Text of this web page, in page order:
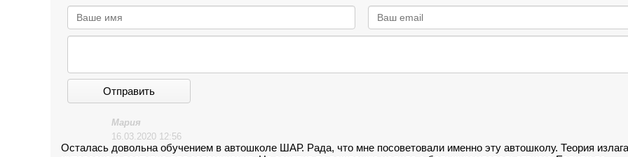
Отправить
Мария
16.03.2020 12:56
Осталась довольна обучением в автошколе ШАР. Рада, что мне посоветовали именно эту автошколу. Теория